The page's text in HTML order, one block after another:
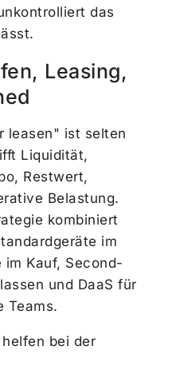
das
Leasing,
leasen" ist selten
Liquidität,
Restwert,
Belastung.
kombiniert
im
im Kauf, Second-
und DaaS für
Teams.
bei der